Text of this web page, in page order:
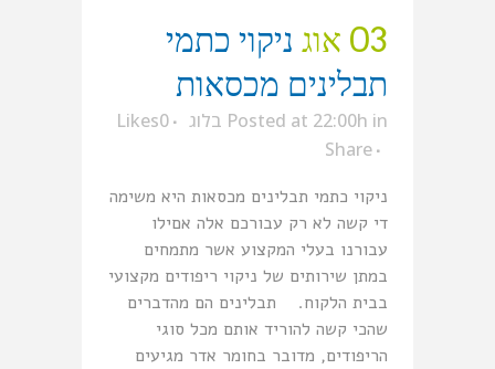
03 אוג
ניקוי כתמי
תבלינים מכסאות
Posted at 22:00h in בלוג 0
Likes
Share
ניקוי כתמי תבלינים מכסאות היא משימה
די קשה לא רק עבורכם אלה אםילו
עבורנו בעלי המקצוע אשר מתמחים
במתן שירותים של ניקוי ריפודים מקצועי
בבית הלקוח. תבלינים הם מהדברים
שהכי קשה להוריד אותם מכל סוגי
הריפודים, מדובר בחומר אדר מגיעים